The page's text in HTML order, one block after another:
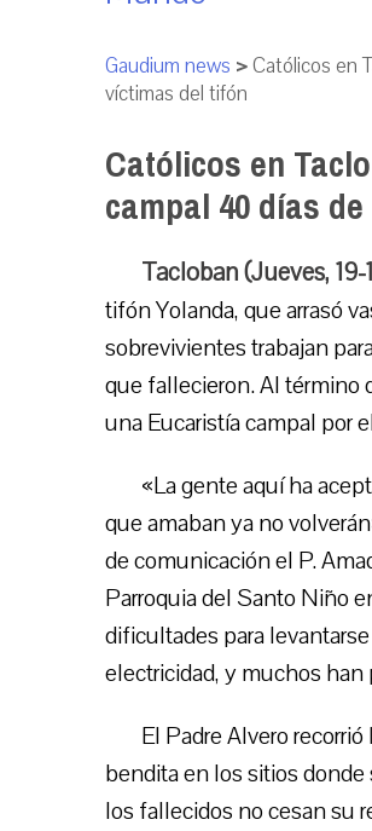
Gaudium news >Católicos en
víctimas del tifón
Católicos en
campal 40 días
Tacloban (Jueves,
tifón Yolanda, que arrasó
sobrevivientes trabajan
que fallecieron. Al término
una Eucaristía campal por
«La gente aquí ha
que amaban ya no
de comunicación el P.
Parroquia del Santo Niño
dificultades para
electricidad, y muchos
El Padre Alvero
bendita en los sitios
los fallecidos no cesan su